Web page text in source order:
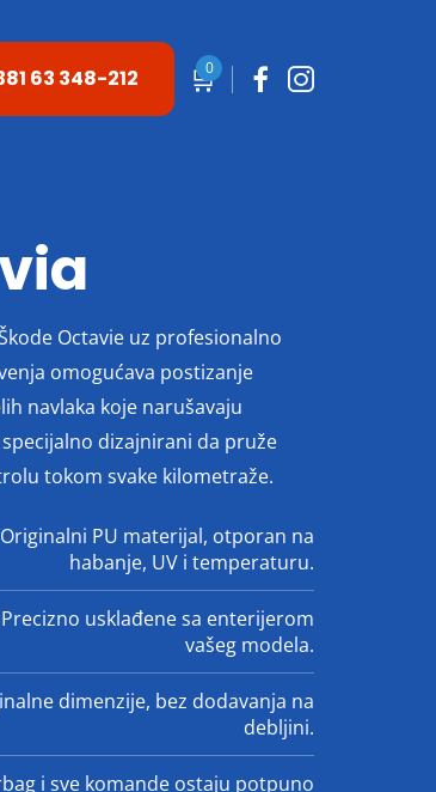
63 348-212 🛒
0
Octavie uz profesionalno
omogućava postizanje
navlaka koje narušavaju
dizajnirani da pruže
tokom svake kilometraže.
Originalni PU materijal, otporan na
habanje, UV i temperaturu.
Precizno usklađene sa enterijerom
vašeg modela.
dimenzije, bez dodavanja na
debljini.
i sve komande ostaju potpuno